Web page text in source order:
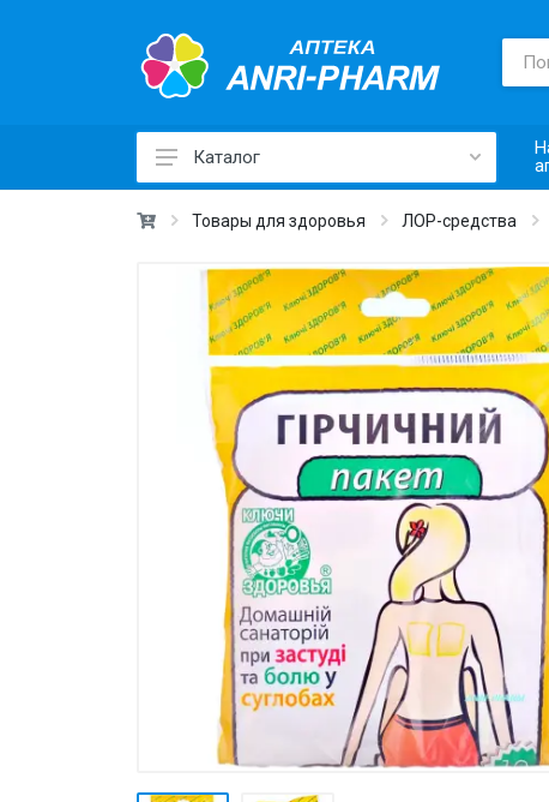
Каталог
Лекарственные средства ›
Медицинские товары и техника ›
Лечебная косметика ›
Красота и уход ›
Витамины и добавки ›
Ежедневная гигиена ›
Для детей и мам ›
Товары для дома ›
Косметика CODERMA KIDS
Товары для здоровья ЛОР-средства